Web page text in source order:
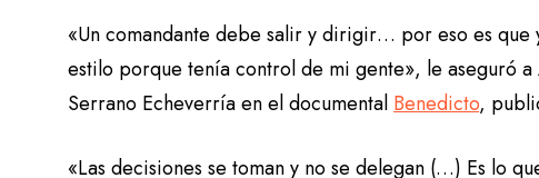
«Un comandante debe salir y dirigir… por eso es
estilo porque tenía control de mi gente», le aseguró
Serrano Echeverría en el documental Benedicto,
«Las decisiones se toman y no se delegan (…) Es lo